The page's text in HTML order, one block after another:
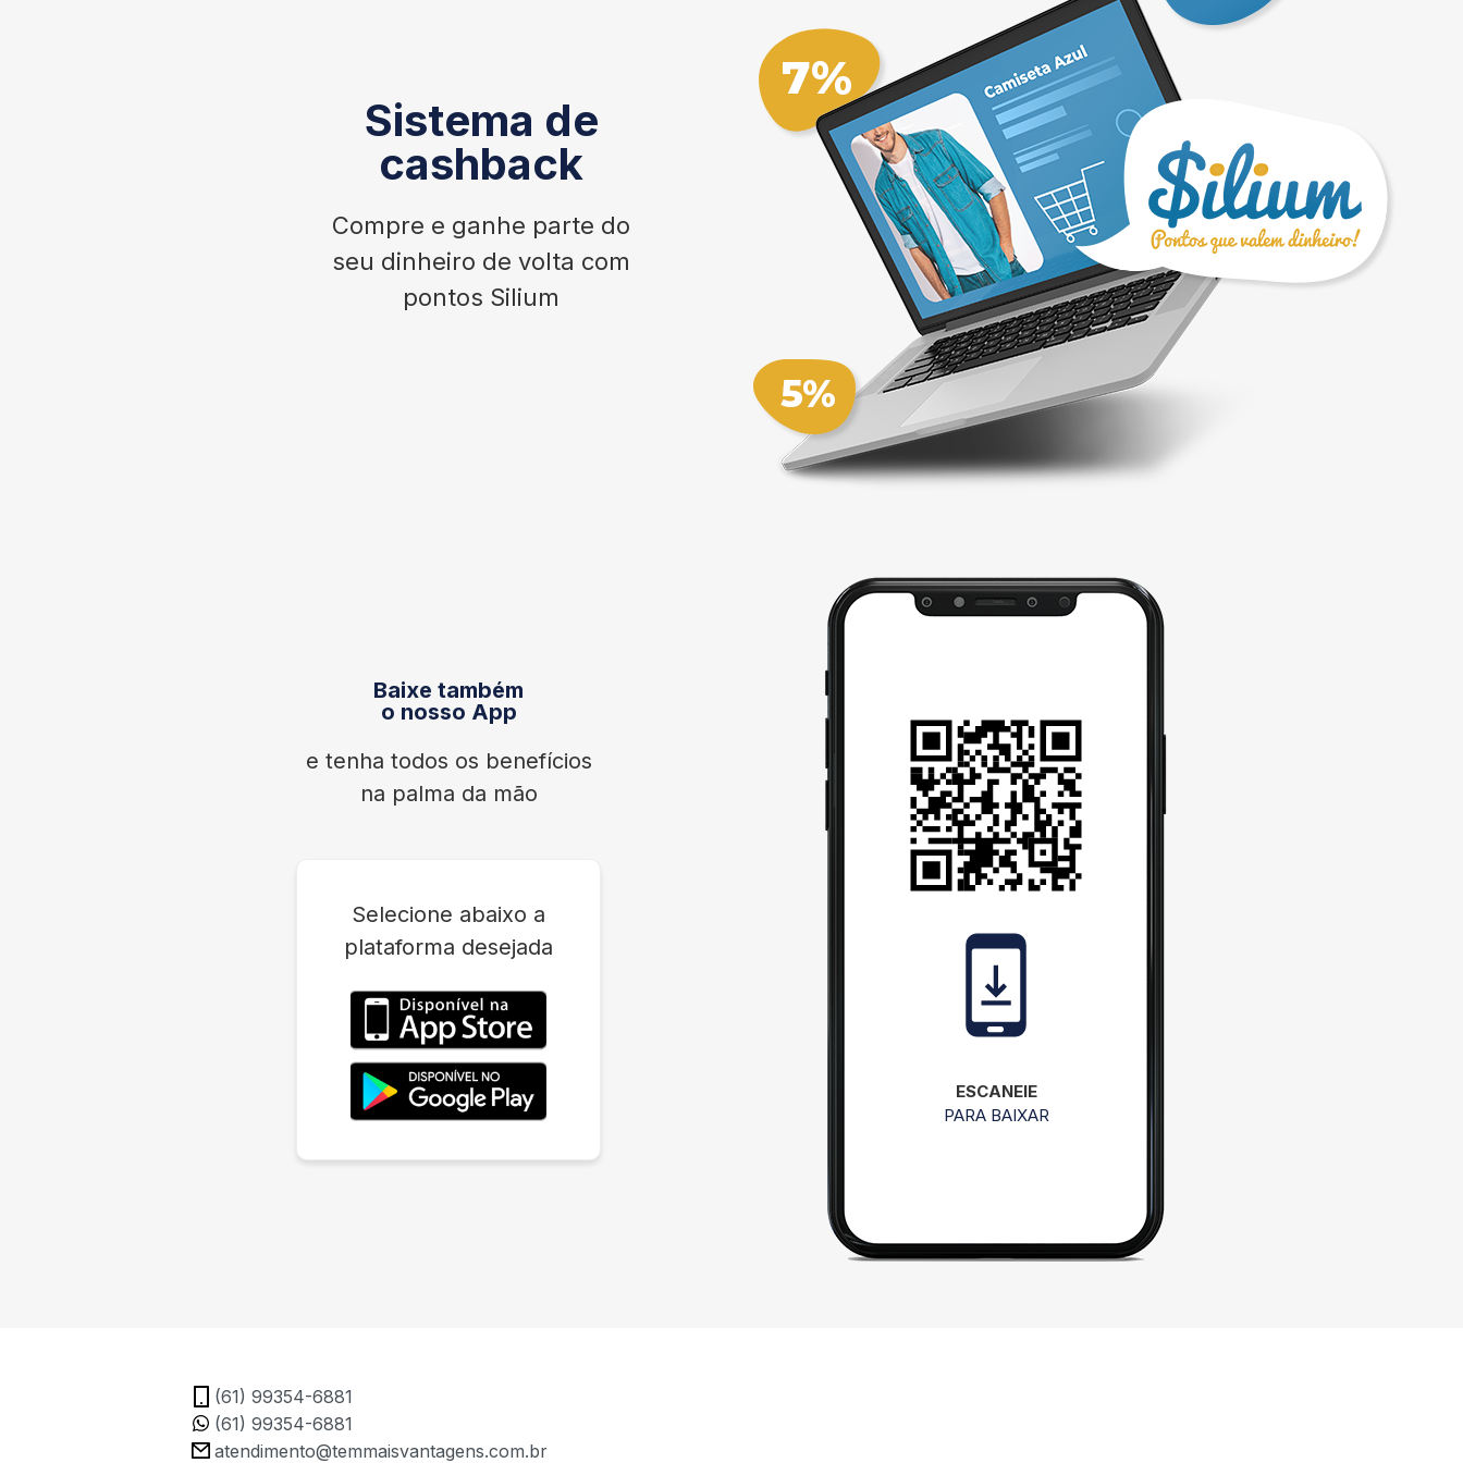
Sistema de
cashback
Compre e ganhe parte do
seu dinheiro de volta com
pontos Silium
Baixe também
o nosso App
e tenha todos os benefícios
na palma da mão
Selecione abaixo a
plataforma desejada
ESCANEIE
PARA BAIXAR
(61) 99354-6881
(61) 99354-6881
atendimento@temmaisvantagens.com.br